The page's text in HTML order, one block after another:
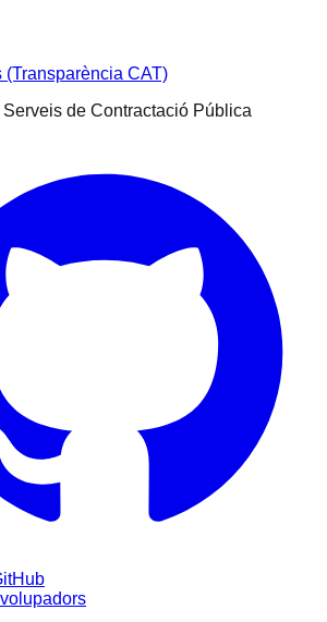
(Transparència CAT)
Serveis de Contractació Pública